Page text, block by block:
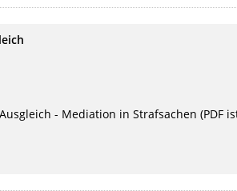
- Mediation in Strafsachen (PDF